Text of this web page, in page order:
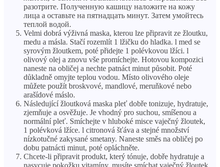
разотрите. Полученную кашицу наложите на кожу
лица a оставьте на пятнадцать минут. Затем умойтесь
теплой водой.
Velmi dobrá výživná maska, kterou lze připravit ze žloutku,
medu a másla. Stačí rozemlít 1 lžičku do hladka. l med se
syrovým žloutkem, poté přidejte 1 polévkovou lžíci. l
olivový olej a znovu vše promíchejte. Hotovou kompozici
naneste na obličej a nechte patnáct minut působit. Poté
důkladně omyjte teplou vodou. Místo olivového oleje
můžete použít broskvové, mandlové, meruňkové nebo
arašídové máslo.
Následující žloutková maska ​​pleť dobře tonizuje, hydratuje,
zjemňuje a osvěžuje. Je vhodný pro suchou, smíšenou a
normální pleť. Smíchejte v hluboké misce vaječný žloutek,
1 polévková lžíce. l citronová šťáva a stejné množství
nízkotučné zakysané smetany. Naneste směs na obličej po
dobu patnácti minut, poté opláchněte.
Chcete-li připravit produkt, který tónuje, dobře hydratuje a